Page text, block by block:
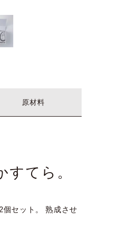
原材料
てら。
個セット。 熟成させ